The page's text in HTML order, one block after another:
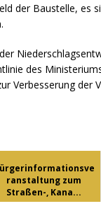
der Baustelle, es
des
Verbesserung der
ranstaltung zum
Straßen-, Kana...